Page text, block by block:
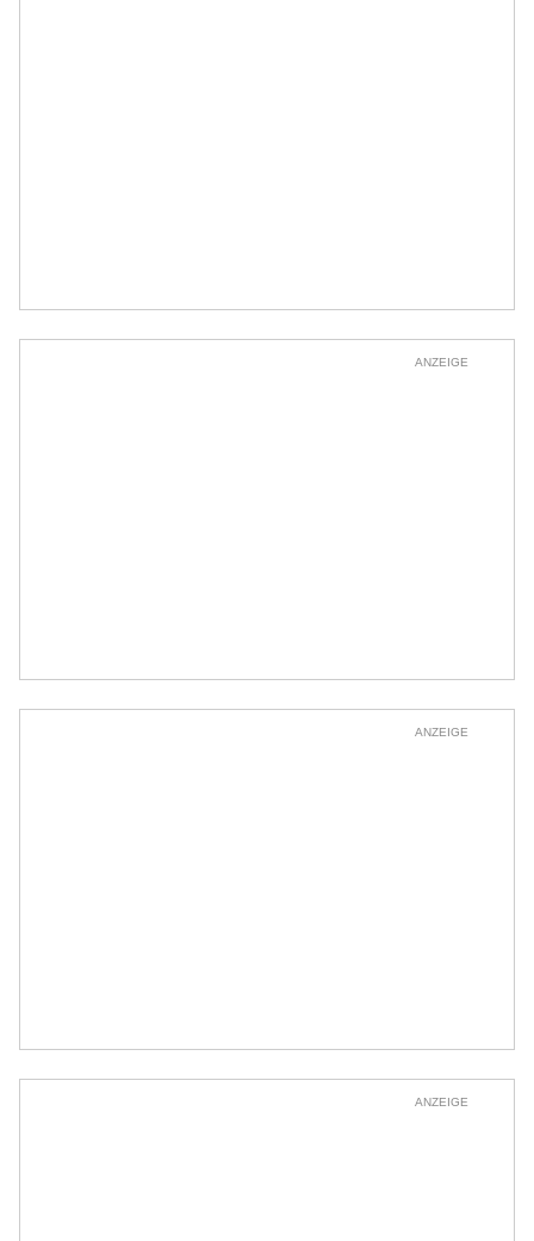
ANZEIGE
ANZEIGE
ANZEIGE